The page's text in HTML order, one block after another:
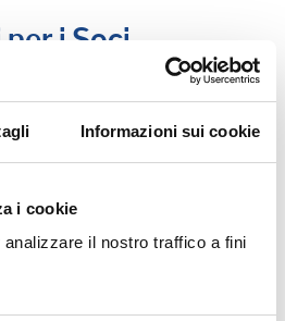
Informazioni sui cookie
i cookie
il nostro traffico a fini
i Soci
ANUSCA potranno accedere
serie di servizi messi a disposizione
di polizia mortuaria, cimiteriali, di